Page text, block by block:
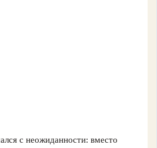
с неожиданности: вместо